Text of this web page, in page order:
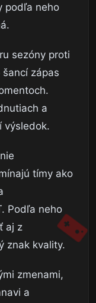
podľa neho
sezóny proti
zápas
a
výsledok.
tímy ako
Podľa neho
aj z
znak kvality.
zmenami,
a